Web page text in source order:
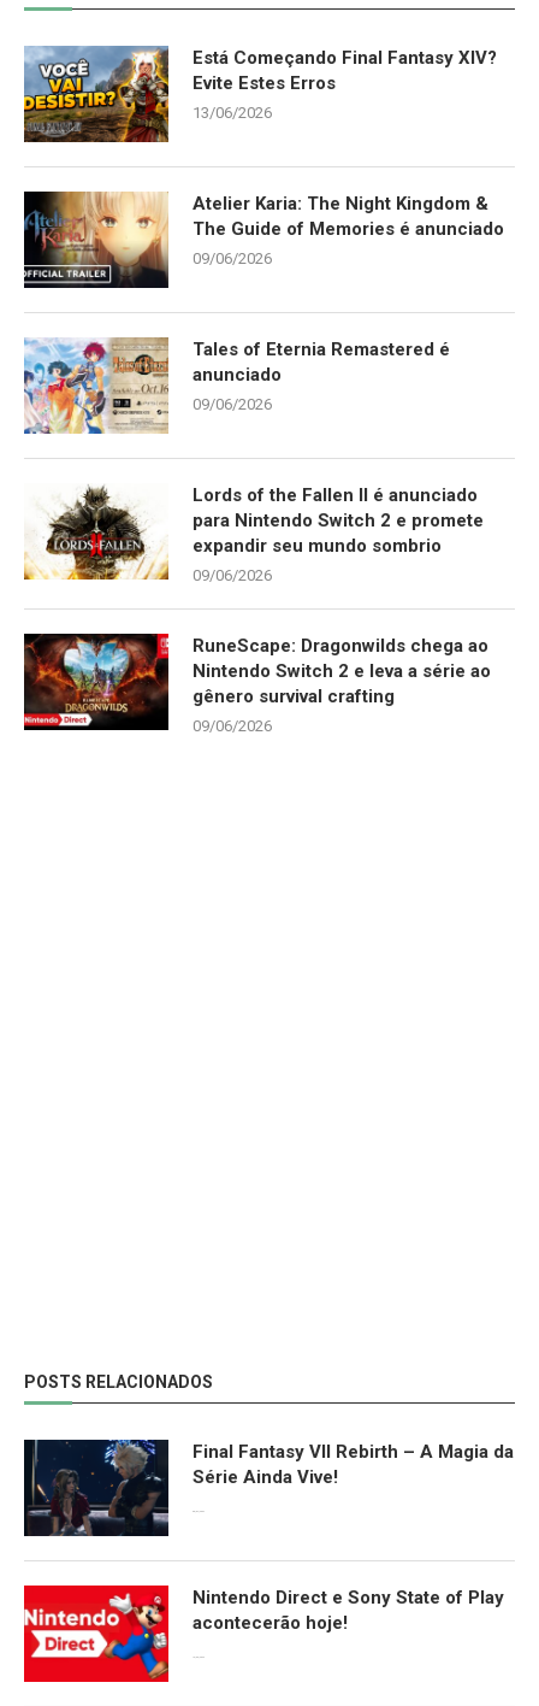
Está Começando Final Fantasy XIV?
Evite Estes Erros
13/06/2026
Atelier Karia: The Night Kingdom &
The Guide of Memories é anunciado
09/06/2026
Tales of Eternia Remastered é
anunciado
09/06/2026
Lords of the Fallen II é anunciado
para Nintendo Switch 2 e promete
expandir seu mundo sombrio
09/06/2026
RuneScape: Dragonwilds chega ao
Nintendo Switch 2 e leva a série ao
gênero survival crafting
09/06/2026
POSTS RELACIONADOS
Final Fantasy VII Rebirth – A Magia da
Série Ainda Vive!
Nintendo Direct e Sony State of Play
acontecerão hoje!